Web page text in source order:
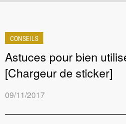
CONSEILS
Astuces pour bien
[Chargeur de sticker]
09/11/2017